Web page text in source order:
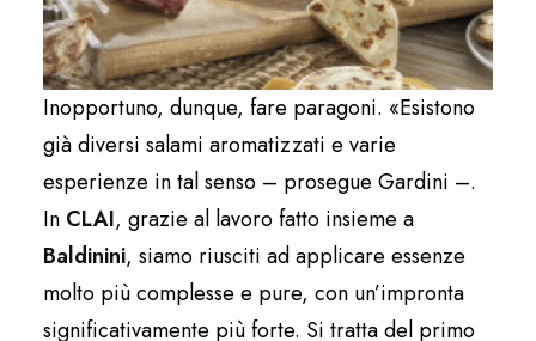
Inopportuno, dunque, fare paragoni. «Esistono
già diversi salami aromatizzati e varie
esperienze in tal senso – prosegue Gardini –.
In CLAI, grazie al lavoro fatto insieme a
Baldinini, siamo riusciti ad applicare essenze
molto più complesse e pure, con un’impronta
significativamente più forte. Si tratta del primo